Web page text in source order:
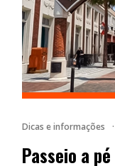
Dicas e informações ·
Passeio a